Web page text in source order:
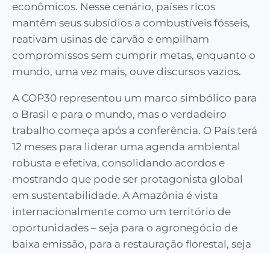
econômicos. Nesse cenário, países ricos
mantêm seus subsídios a combustíveis fósseis,
reativam usinas de carvão e empilham
compromissos sem cumprir metas, enquanto o
mundo, uma vez mais, ouve discursos vazios.
A COP30 representou um marco simbólico para
o Brasil e para o mundo, mas o verdadeiro
trabalho começa após a conferência. O País terá
12 meses para liderar uma agenda ambiental
robusta e efetiva, consolidando acordos e
mostrando que pode ser protagonista global
em sustentabilidade. A Amazônia é vista
internacionalmente como um território de
oportunidades – seja para o agronegócio de
baixa emissão, para a restauração florestal, seja